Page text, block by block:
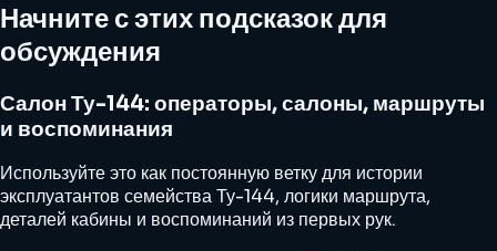
Начните с этих подсказок для
обсуждения
Салон Ту-144: операторы, салоны, маршруты
и воспоминания
Используйте это как постоянную ветку для истории
эксплуатантов семейства Ту-144, логики маршрута,
деталей кабины и воспоминаний из первых рук.